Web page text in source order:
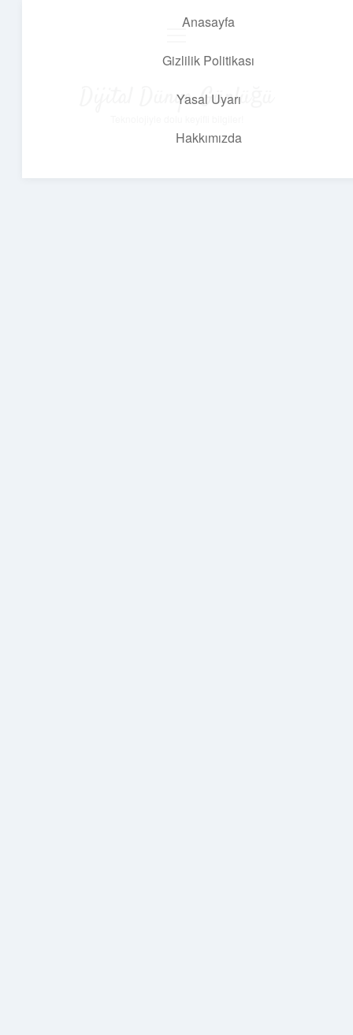
Anasayfa
Gizlilik Politikası
Yasal Uyarı
Hakkımızda
Dijital Dünya Günlüğü